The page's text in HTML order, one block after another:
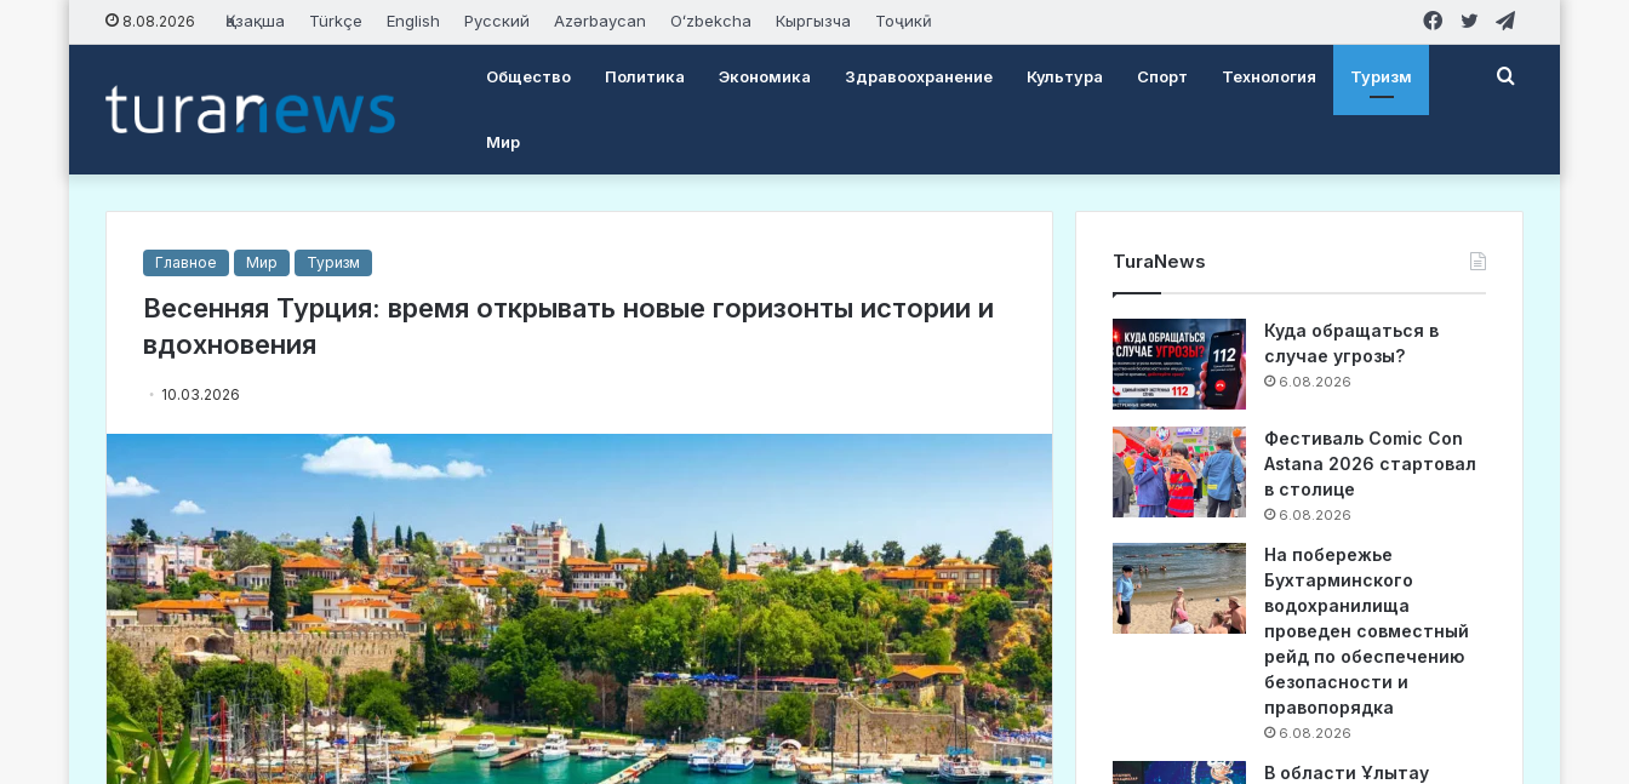
8.08.2026 Қазақша Türkçe English Русский Azərbaycan Oʻzbekcha Кыргызча Тоҷикӣ Twitter
Facebook
Общество Политика Экономика Здравоохранение Культура Спорт Технология Туризм
Мир
Search
Главное Мир Туризм
Весенняя Турция: время открывать новые горизонты истории и
вдохновения
10.03.2026
TuraNews
Куда обращаться в
случае угрозы?
6.08.2026
Фестиваль Comic Con
Astana 2026 стартовал
в столице
6.08.2026
На побережье
Бухтарминского
водохранилища
проведен совместный
рейд по обеспечению
безопасности и
правопорядка
6.08.2026
В области Ұлытау